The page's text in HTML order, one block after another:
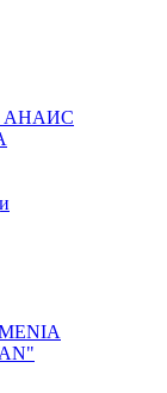
АНАИС